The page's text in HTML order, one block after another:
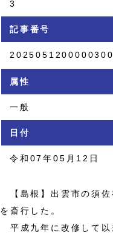
3
記事番号
属性
一般
日付
令和07年05月12日
【島根】出雲市の須佐
を斎行した。
平成九年に改修して以